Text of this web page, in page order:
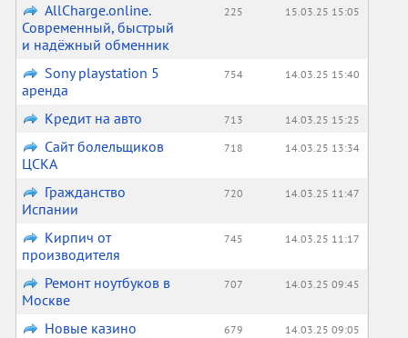
AllCharge.online.
Современный, быстрый
и надёжный обменник
225 15.03.25 15:05
Sony playstation 5
аренда
754 14.03.25 15:40
Кредит на авто 713 14.03.25 15:25
Сайт болельщиков
ЦСКА
718 14.03.25 13:34
Гражданство
Испании
720 14.03.25 11:47
Кирпич от
производителя
745 14.03.25 11:17
Ремонт ноутбуков в
Москве
707 14.03.25 09:45
Новые казино 679 14.03.25 09:05